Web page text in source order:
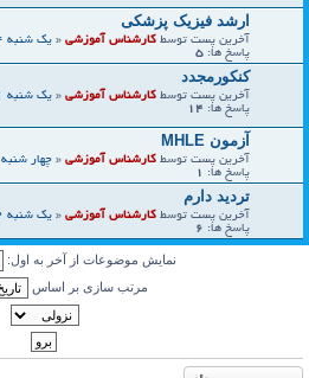
ارشد فیزیک پزشکی
آخرین پست توسط کارشناس آموزشی « یک شنبه 14 مهر 1398, 5:51 pm
پاسخ ها: 5
کنکورمجدد
آخرین پست توسط کارشناس آموزشی « یک شنبه 21 بهمن 1397, 6:56 pm
پاسخ ها: 14
آزمون MHLE
آخرین پست توسط کارشناس آموزشی « چهار شنبه 2 خرداد 1397, 3:30 pm
پاسخ ها: 1
تردید دارم
آخرین پست توسط کارشناس آموزشی « یک شنبه 12 شهریور 1396, 6:30 pm
پاسخ ها: 6
نمایش موضوعات از آخر به اول:
مرتب سازی بر اساس